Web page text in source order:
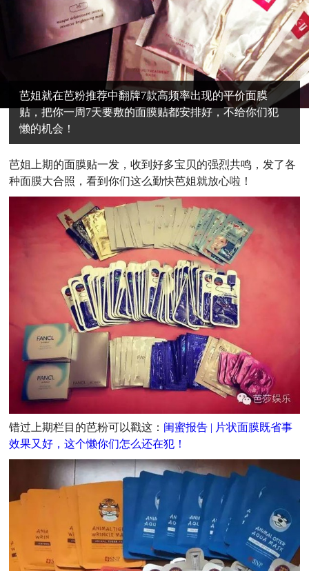
芭姐就在芭粉推荐中翻牌7款高频率出现的平价面膜
贴，把你一周7天要敷的面膜贴都安排好，不给你们犯
懒的机会！
芭姐上期的面膜贴一发，收到好多宝贝的强烈共鸣，发了各
种面膜大合照，看到你们这么勤快芭姐就放心啦！
错过上期栏目的芭粉可以戳这： 闺蜜报告 | 片状面膜既省事
效果又好，这个懒你们怎么还在犯！